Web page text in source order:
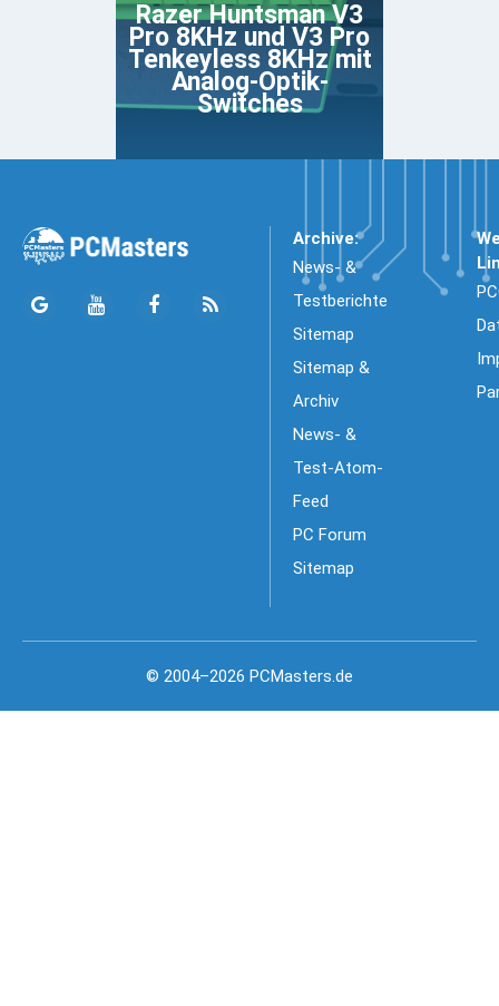
Razer Huntsman V3
Pro 8KHz und V3 Pro
Tenkeyless 8KHz mit
Analog-Optik-
Switches
Archive:
News- &
Testberichte
Sitemap
Sitemap &
Archiv
News- &
Test-Atom-
Feed
PC Forum
Sitemap
© 2004–2026 PCMasters.de